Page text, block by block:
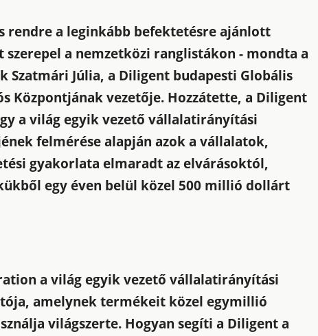
rendre a leginkább befektetésre ajánlott
szerepel a nemzetközi ranglistákon - mondta a
Szatmári Júlia, a Diligent budapesti Globális
Központjának vezetője. Hozzátette, a Diligent
a világ egyik vezető vállalatirányítási
felmérése alapján azok a vállalatok,
gyakorlata elmaradt az elvárásoktól,
egy éven belül közel 500 millió dollárt
a világ egyik vezető vállalatirányítási
amelynek termékeit közel egymillió
világszerte. Hogyan segíti a Diligent a